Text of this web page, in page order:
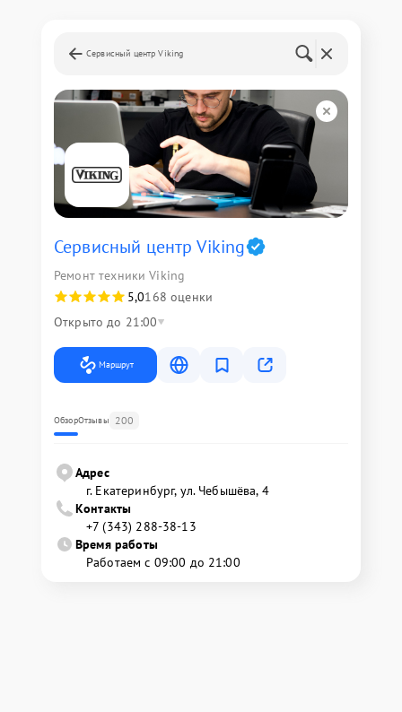
Сервисный центр Viking
Сервисный центр Viking
Ремонт техники Viking
5,0168 оценки
Открыто до 21:00
Маршрут
ОбзорОтзывы 200
Адрес
г. Екатеринбург, ул. Чебышёва, 4
Контакты
+7 (343) 288-38-13
Время работы
Работаем с 09:00 до 21:00